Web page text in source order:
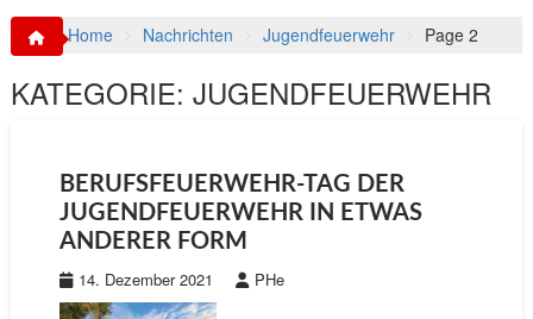
Home Nachrichten Jugendfeuerwehr Page 2
KATEGORIE: JUGENDFEUERWEHR
BERUFSFEUERWEHR-TAG DER
JUGENDFEUERWEHR IN ETWAS
ANDERER FORM
14. Dezember 2021 PHe